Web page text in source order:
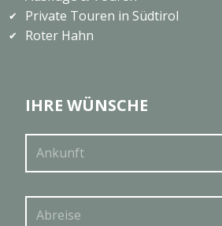
✔ Private Touren in Südtirol
✔ Roter Hahn
IHRE WÜNSCHE